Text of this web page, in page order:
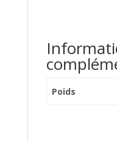
Poids